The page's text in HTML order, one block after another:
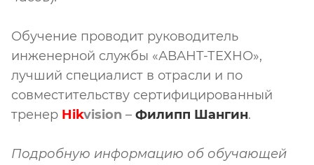
Обучение проводит руководитель
инженерной службы «АВАНТ-ТЕХНО»,
лучший специалист в отрасли и по
совместительству сертифицированный
тренер Hikvision – Филипп Шангин.
Подробную информацию об обучающей